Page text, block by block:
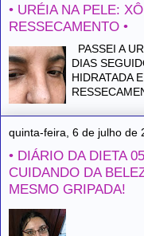
• URÉIA NA PELE: XÔ
RESSECAMENTO •
PASSEI A
DIAS
HIDRATADA
quinta-feira, 6 de julho de
• DIÁRIO DA DIETA
CUIDANDO DA
MESMO GRIPADA!